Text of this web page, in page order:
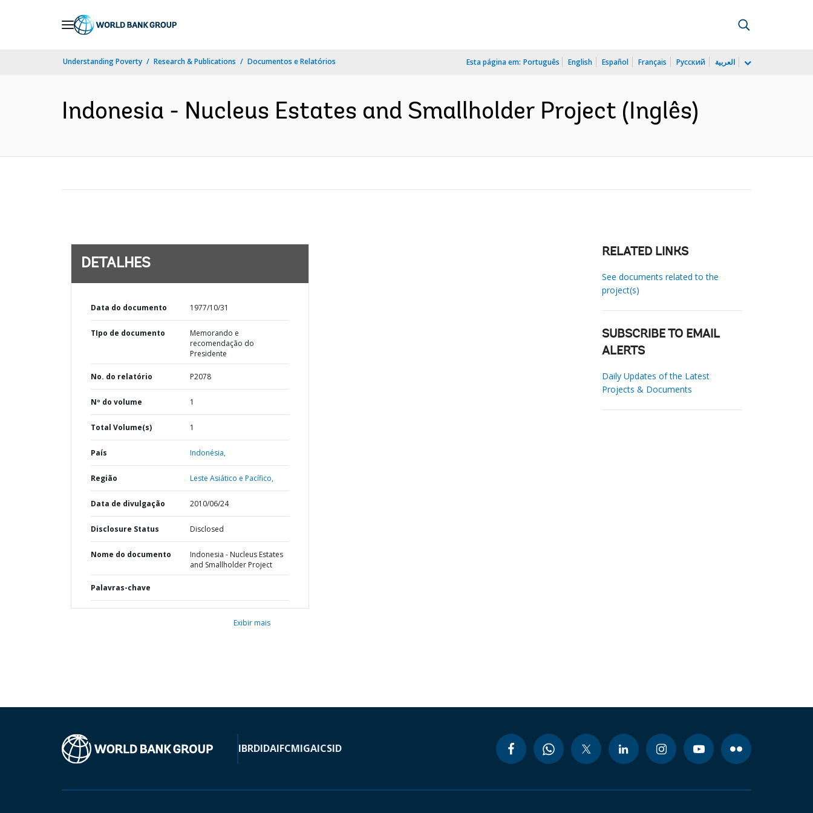
Understanding Poverty Research & Publications Documentos e Relatórios Esta página em: Português English Español Français Русский العربية
Indonesia - Nucleus Estates and Smallholder Project (Inglês)
DETALHES
Data do documento 1977/10/31
TIpo de documento
Memorando e
recomendação do
Presidente
No. do relatório P2078
Nº do volume 1
Total Volume(s) 1
País Indonésia,
Região Leste Asiático e Pacífico,
Data de divulgação 2010/06/24
Disclosure Status Disclosed
Nome do documento
Indonesia - Nucleus Estates
and Smallholder Project
Palavras-chave
Exibir mais
RELATED LINKS
See documents related to the
project(s)
SUBSCRIBE TO EMAIL
ALERTS
Daily Updates of the Latest
Projects & Documents
IBRDIDAIFCMIGAICSID